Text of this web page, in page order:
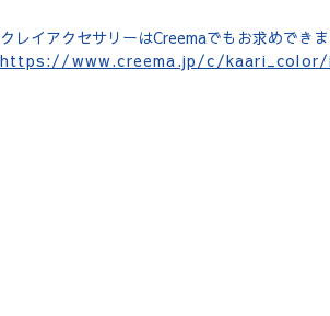
クレイアクセサリーはCreemaでもお求めでき
https://www.creema.jp/c/